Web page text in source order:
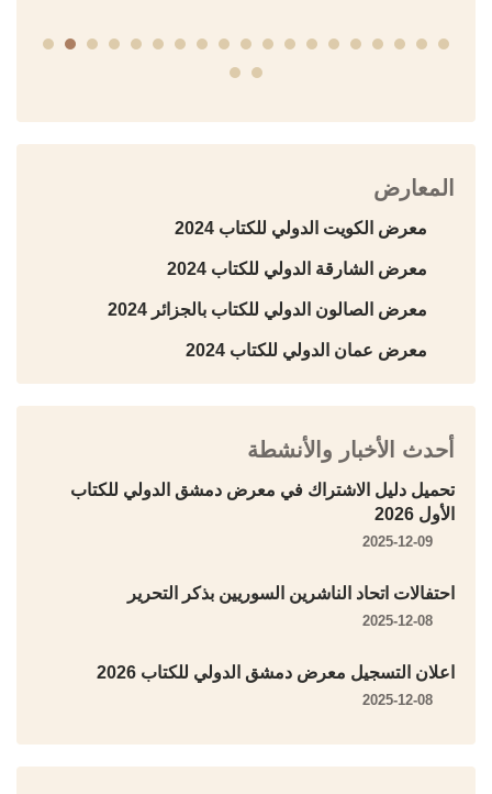
المعارض
معرض الكويت الدولي للكتاب 2024
معرض الشارقة الدولي للكتاب 2024
معرض الصالون الدولي للكتاب بالجزائر 2024
معرض عمان الدولي للكتاب 2024
أحدث الأخبار والأنشطة
تحميل دليل الاشتراك في معرض دمشق الدولي للكتاب
الأول 2026
2025-12-09
احتفالات اتحاد الناشرين السوريين بذكر التحرير
2025-12-08
اعلان التسجيل معرض دمشق الدولي للكتاب 2026
2025-12-08